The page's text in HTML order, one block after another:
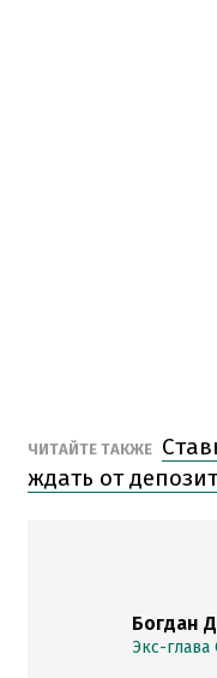
ЧИТАЙТЕ ТАКЖЕ
ждать от
Богдан
Экс-